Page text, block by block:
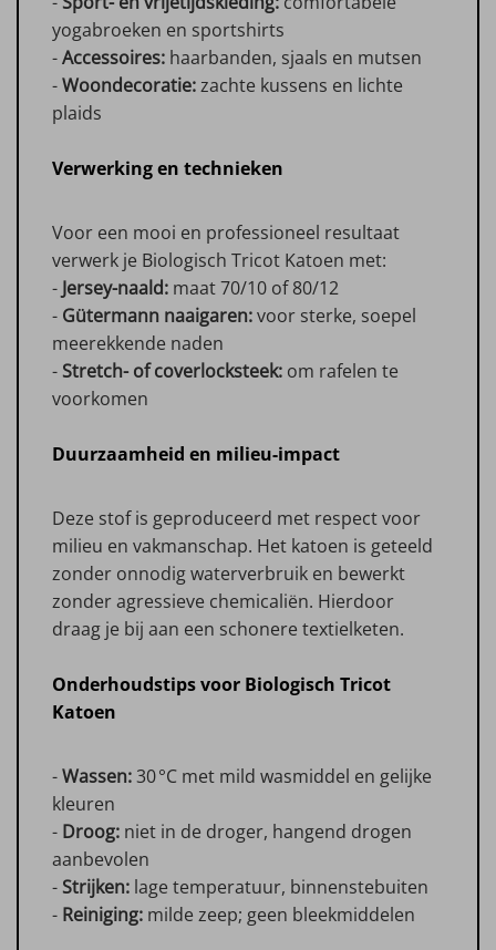
yogabroeken en sportshirts
-Accessoires: haarbanden, sjaals en mutsen
-Woondecoratie:zachte kussens en lichte
plaids
Verwerking en technieken
Voor een mooi en professioneel resultaat
verwerk je Biologisch Tricot Katoen met:
- Jersey-naald: maat 70/10 of 80/12
- Gütermann naaigaren:voor sterke, soepel
meerekkende naden
-Stretch- of coverlocksteek: om rafelen te
voorkomen
Duurzaamheid en milieu-impact
Deze stof is geproduceerd met respect voor
milieu en vakmanschap. Het katoen is geteeld
zonder onnodig waterverbruik en bewerkt
zonder agressieve chemicaliën. Hierdoor
draag je bij aan een schonere textielketen.
Onderhoudstips voor Biologisch Tricot
Katoen
-Wassen:30 °C met mild wasmiddel en gelijke
kleuren
- Droog: niet in de droger, hangend drogen
aanbevolen
-Strijken: lage temperatuur, binnenstebuiten
- Reiniging: milde zeep; geen bleekmiddelen